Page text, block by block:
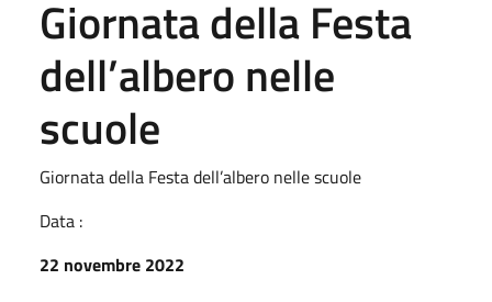
Giornata della Festa
dell’albero nelle
scuole
Giornata della Festa dell’albero nelle scuole
Data :
22 novembre 2022